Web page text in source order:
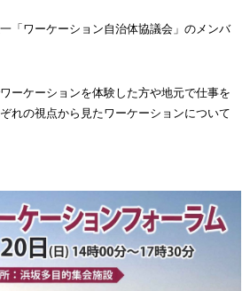
「ワーケーション自治体協議会」のメンバ
ーケーションを体験した方や地元で仕事を
れの視点から見たワーケーションについて